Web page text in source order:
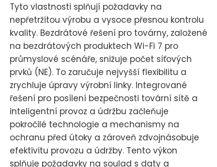
Tyto vlastnosti splňují požadavky na
nepřetržitou výrobu a vysoce přesnou kontrolu
kvality. Bezdrátové řešení pro továrny, založené
na bezdrátových produktech Wi-Fi 7 pro
průmyslové scénáře, snižuje počet síťových
prvků (NE). To zaručuje nejvyšší flexibilitu a
zrychluje úpravy výrobní linky. Integrované
řešení pro posílení bezpečnosti tovární sítě a
inteligentní provoz a údržbu začleňuje
pokročilé technologie a mechanismy na
ochranu před útoky a zároveň zdvojnásobuje
efektivitu provozu a údržby. Tento výkon
splňuje požadavky na soulad s daty a